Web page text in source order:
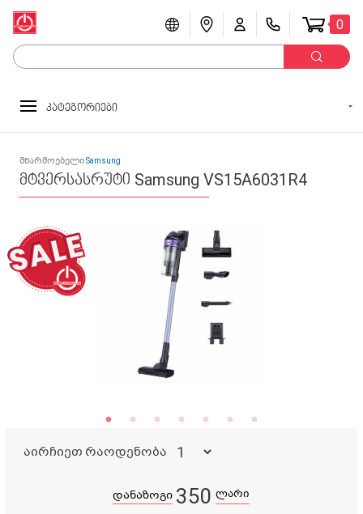
0
კატეგორიები
მწარმოებელიSamsung
მტვერსასრუტი Samsung VS15A6031R4
აირჩიეთ რაოდენობა
დანაზოგი 350 ლარი